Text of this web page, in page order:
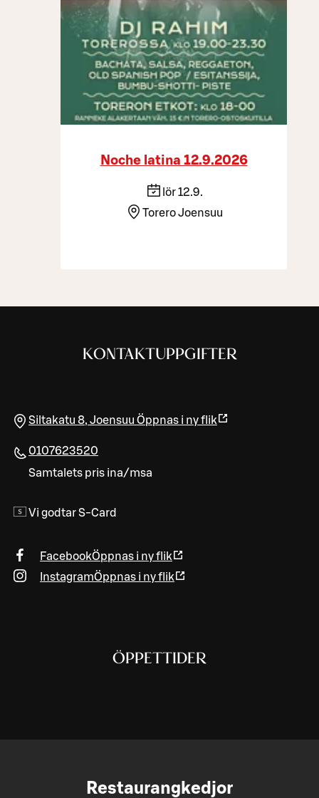
Noche latina 12.9.2026
lör 12.9.
Torero Joensuu
KONTAKTUPPGIFTER
Siltakatu 8, Joensuu Öppnas i ny flik
0107623520
Samtalets pris ina/msa
Vi godtar S-Card
FacebookÖppnas i ny flik
InstagramÖppnas i ny flik
ÖPPETTIDER
Restaurangkedjor